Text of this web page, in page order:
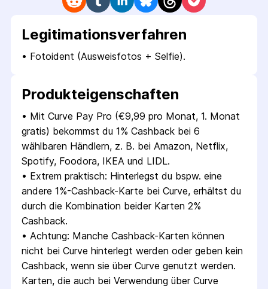
Legitimations­verfahren
• Fotoident (Ausweisfotos + Selfie).
Produkt­eigenschaften
• Mit Curve Pay Pro (€9,99 pro Monat, 1. Monat
gratis) bekommst du 1% Cashback bei 6
wählbaren Händlern, z. B. bei Amazon, Netflix,
Spotify, Foodora, IKEA und LIDL.
• Extrem praktisch: Hinterlegst du bspw. eine
andere 1%-Cashback-Karte bei Curve, erhältst du
durch die Kombination beider Karten 2%
Cashback.
• Achtung: Manche Cashback-Karten können
nicht bei Curve hinterlegt werden oder geben kein
Cashback, wenn sie über Curve genutzt werden.
Karten, die auch bei Verwendung über Curve